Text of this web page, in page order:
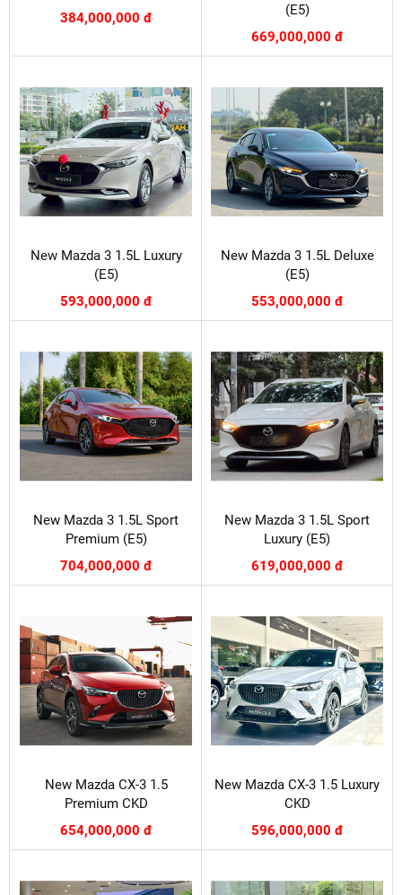
384,000,000 đ
(E5)
669,000,000 đ
New Mazda 3 1.5L Luxury
(E5)
593,000,000 đ
New Mazda 3 1.5L Deluxe
(E5)
553,000,000 đ
New Mazda 3 1.5L Sport
Premium (E5)
704,000,000 đ
New Mazda 3 1.5L Sport
Luxury (E5)
619,000,000 đ
New Mazda CX-3 1.5
Premium CKD
654,000,000 đ
New Mazda CX-3 1.5 Luxury
CKD
596,000,000 đ